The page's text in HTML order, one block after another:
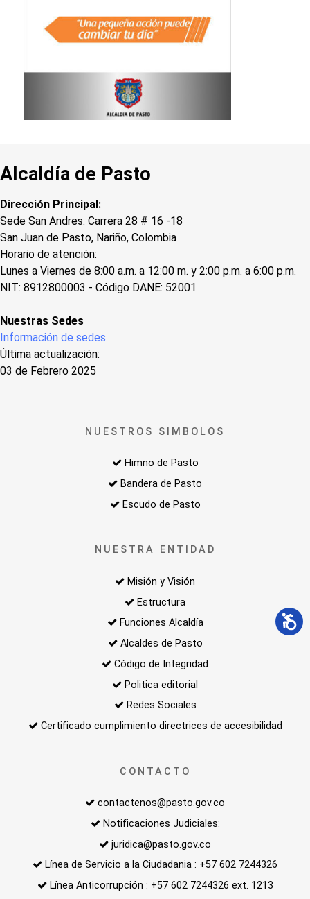
Alcaldía de Pasto
Dirección Principal:
Sede San Andres: Carrera 28 # 16 -18
San Juan de Pasto, Nariño, Colombia
Horario de atención:
Lunes a Viernes de 8:00 a.m. a 12:00 m. y 2:00 p.m. a 6:00 p.m.
NIT: 8912800003 - Código DANE: 52001
Nuestras Sedes
Información de sedes
Última actualización:
03 de Febrero 2025
NUESTROS SIMBOLOS
Himno de Pasto
Bandera de Pasto
Escudo de Pasto
NUESTRA ENTIDAD
Misión y Visión
Estructura
Funciones Alcaldía
Alcaldes de Pasto
Código de Integridad
Politica editorial
Redes Sociales
Certificado cumplimiento directrices de accesibilidad
CONTACTO
contactenos@pasto.gov.co
Notificaciones Judiciales:
juridica@pasto.gov.co
Línea de Servicio a la Ciudadania : +57 602 7244326
Línea Anticorrupción : +57 602 7244326 ext. 1213